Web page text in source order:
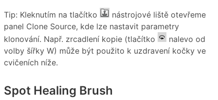
Tip: Kleknutím na tlačítko
nástrojové liště otevřeme
panel Clone Source, kde lze nastavit parametry
klonování. Např. zrcadlení kopie (tlačítko
nalevo od
volby šířky W) může být použito k uzdravení kočky ve
cvičeních níže.
Spot Healing Brush